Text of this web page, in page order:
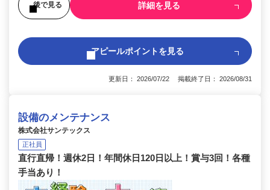
後で見る 詳細を見る
アピールポイントを見る
更新日： 2026/07/22 掲載終了日： 2026/08/31
設備のメンテナンス
株式会社サンテックス
正社員
直行直帰！週休2日！年間休日120日以上！賞与3回！各種
手当あり！